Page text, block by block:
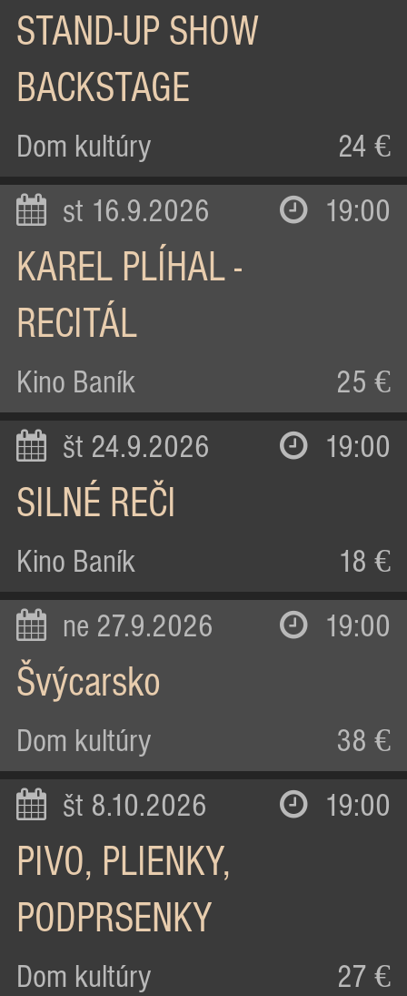
STAND-UP SHOW
BACKSTAGE
Dom kultúry 24 €
st 16.9.2026 19:00
KAREL PLÍHAL -
RECITÁL
Kino Baník 25 €
št 24.9.2026 19:00
SILNÉ REČI
Kino Baník 18 €
ne 27.9.2026 19:00
Švýcarsko
Dom kultúry 38 €
št 8.10.2026 19:00
PIVO, PLIENKY,
PODPRSENKY
Dom kultúry 27 €